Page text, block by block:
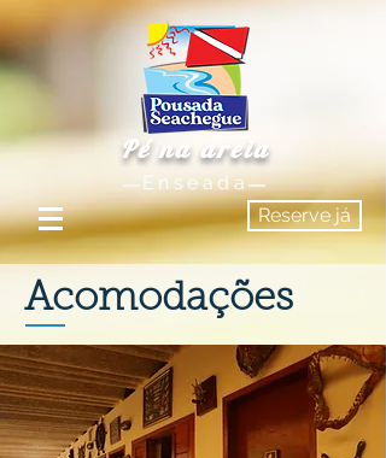
Pé na areia
Enseada
Reserve já
Acomodações